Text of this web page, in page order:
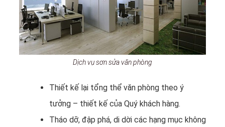
Dịch vụ sơn sửa văn phòng
Thiết kế lại tổng thể văn phòng theo ý
tưởng – thiết kế của Quý khách hàng.
Tháo dỡ, đập phá, di dời các hạng mục không